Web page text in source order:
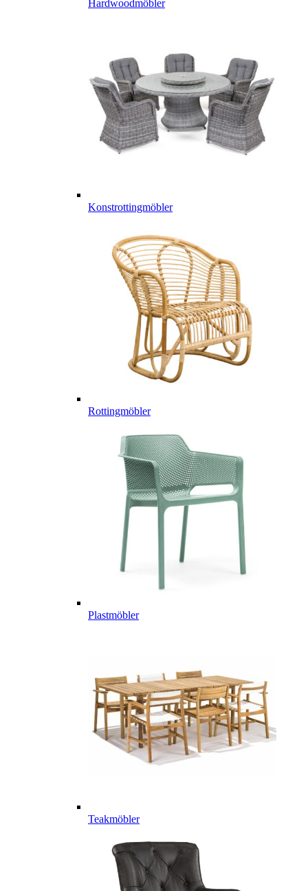
Hardwoodmöbler
Konstrottingmöbler
Rottingmöbler
Plastmöbler
Teakmöbler